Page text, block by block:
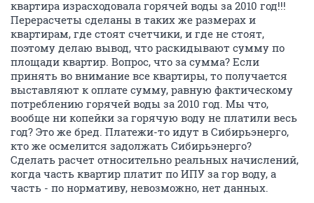
квартира израсходовала горячей воды за 2010 год!!!
Перерасчеты сделаны в таких же размерах и
квартирам, где стоят счетчики, и где не стоят,
поэтому делаю вывод, что раскидывают сумму по
площади квартир. Вопрос, что за сумма? Если
принять во внимание все квартиры, то получается
выставляют к оплате сумму, равную фактическому
потреблению горячей воды за 2010 год. Мы что,
вообще ни копейки за горячую воду не платили весь
год? Это же бред. Платежи-то идут в Сибирьэнерго,
кто же осмелится задолжать Сибирьэнерго?
Сделать расчет относительно реальных начислений,
когда часть квартир платит по ИПУ за гор воду, а
часть - по нормативу, невозможно, нет данных.